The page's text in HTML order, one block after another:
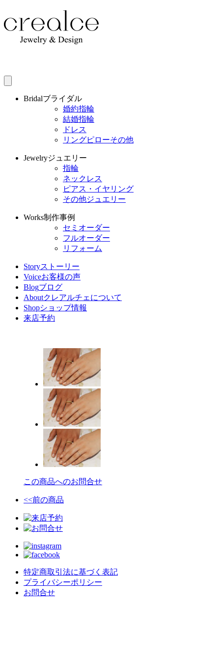
Bridalブライダル
婚約指輪
結婚指輪
ドレス
リングピローその他
Jewelryジュエリー
指輪
ネックレス
ピアス・イヤリング
その他ジュエリー
Works制作事例
セミオーダー
フルオーダー
リフォーム
Storyストーリー
Voiceお客様の声
Blogブログ
Aboutクレアルチェについて
Shopショップ情報
来店予約
この商品へのお問合せ
<<前の商品
特定商取引法に基づく表記
プライバシーポリシー
お問合せ